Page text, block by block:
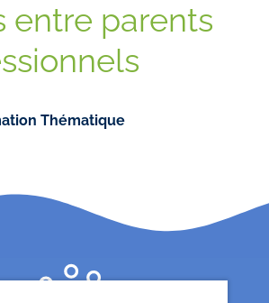
entre parents
Thématique